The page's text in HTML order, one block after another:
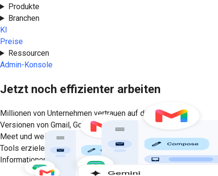
Produkte
Branchen
KI
Preise
Ressourcen
Admin-Konsole
Jetzt noch effizienter arbeiten
Millionen von Unternehmen vertrauen auf die Premium-
Versionen von Gmail, Google Kalender, Google Drive, Google
Meet und weiteren Tools. Dank hilfreicher, personalisierter KI-
Tools erzielen Sie handfeste Ergebnisse, anstatt nur nach
Informationen zu suchen.